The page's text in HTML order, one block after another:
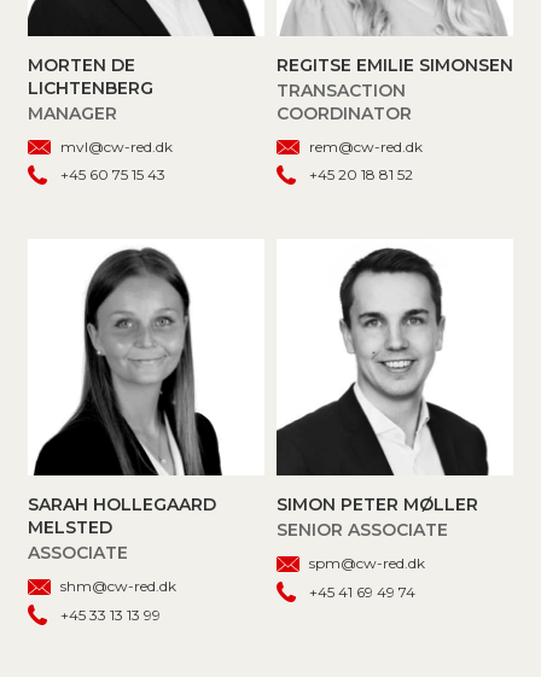
MORTEN DE
LICHTENBERG
MANAGER
mvl@cw-red.dk
+45 60 75 15 43
REGITSE EMILIE SIMONSEN
TRANSACTION
COORDINATOR
rem@cw-red.dk
+45 20 18 81 52
SARAH HOLLEGAARD
MELSTED
ASSOCIATE
shm@cw-red.dk
+45 33 13 13 99
SIMON PETER MØLLER
SENIOR ASSOCIATE
spm@cw-red.dk
+45 41 69 49 74